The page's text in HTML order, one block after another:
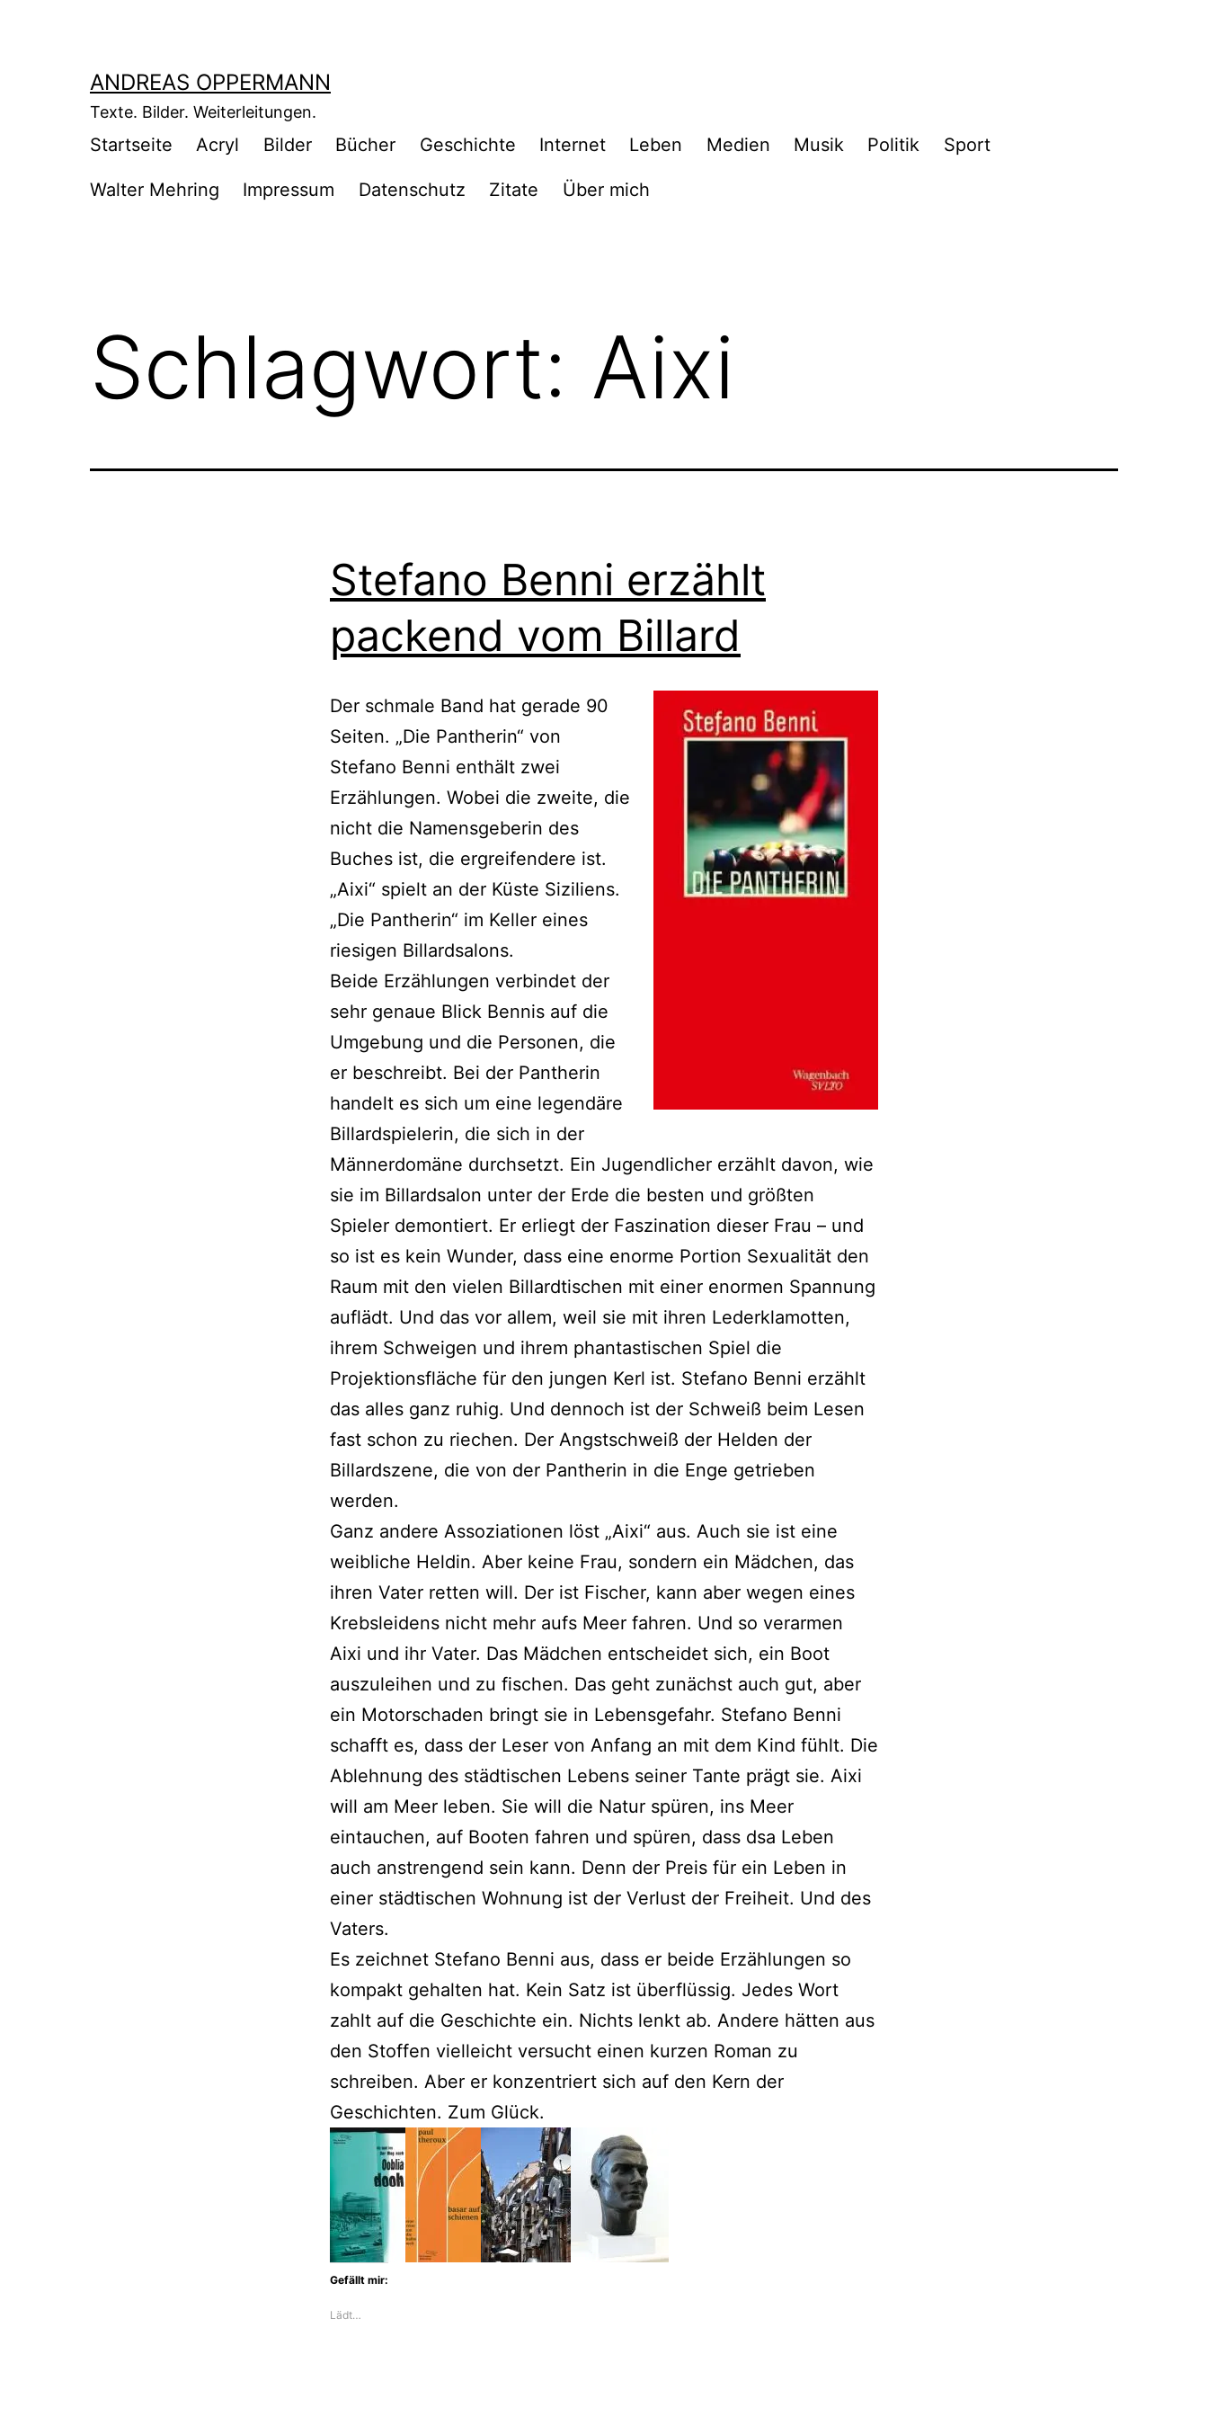
ANDREAS OPPERMANN
Texte. Bilder. Weiterleitungen.
Startseite Acryl Bilder Bücher Geschichte Internet Leben Medien Musik Politik Sport
Walter Mehring Impressum Datenschutz Zitate Über mich
Schlagwort: Aixi
Stefano Benni erzählt
packend vom Billard
Der schmale Band hat gerade 90
Seiten. „Die Pantherin“ von
Stefano Benni enthält zwei
Erzählungen. Wobei die zweite, die
nicht die Namensgeberin des
Buches ist, die ergreifendere ist.
„Aixi“ spielt an der Küste Siziliens.
„Die Pantherin“ im Keller eines
riesigen Billardsalons.
Beide Erzählungen verbindet der
sehr genaue Blick Bennis auf die
Umgebung und die Personen, die
er beschreibt. Bei der Pantherin
handelt es sich um eine legendäre
Billardspielerin, die sich in der
Männerdomäne durchsetzt. Ein Jugendlicher erzählt davon, wie
sie im Billardsalon unter der Erde die besten und größten
Spieler demontiert. Er erliegt der Faszination dieser Frau – und
so ist es kein Wunder, dass eine enorme Portion Sexualität den
Raum mit den vielen Billardtischen mit einer enormen Spannung
auflädt. Und das vor allem, weil sie mit ihren Lederklamotten,
ihrem Schweigen und ihrem phantastischen Spiel die
Projektionsfläche für den jungen Kerl ist. Stefano Benni erzählt
das alles ganz ruhig. Und dennoch ist der Schweiß beim Lesen
fast schon zu riechen. Der Angstschweiß der Helden der
Billardszene, die von der Pantherin in die Enge getrieben
werden.
Ganz andere Assoziationen löst „Aixi“ aus. Auch sie ist eine
weibliche Heldin. Aber keine Frau, sondern ein Mädchen, das
ihren Vater retten will. Der ist Fischer, kann aber wegen eines
Krebsleidens nicht mehr aufs Meer fahren. Und so verarmen
Aixi und ihr Vater. Das Mädchen entscheidet sich, ein Boot
auszuleihen und zu fischen. Das geht zunächst auch gut, aber
ein Motorschaden bringt sie in Lebensgefahr. Stefano Benni
schafft es, dass der Leser von Anfang an mit dem Kind fühlt. Die
Ablehnung des städtischen Lebens seiner Tante prägt sie. Aixi
will am Meer leben. Sie will die Natur spüren, ins Meer
eintauchen, auf Booten fahren und spüren, dass dsa Leben
auch anstrengend sein kann. Denn der Preis für ein Leben in
einer städtischen Wohnung ist der Verlust der Freiheit. Und des
Vaters.
Es zeichnet Stefano Benni aus, dass er beide Erzählungen so
kompakt gehalten hat. Kein Satz ist überflüssig. Jedes Wort
zahlt auf die Geschichte ein. Nichts lenkt ab. Andere hätten aus
den Stoffen vielleicht versucht einen kurzen Roman zu
schreiben. Aber er konzentriert sich auf den Kern der
Geschichten. Zum Glück.
Gefällt mir:
Lädt…